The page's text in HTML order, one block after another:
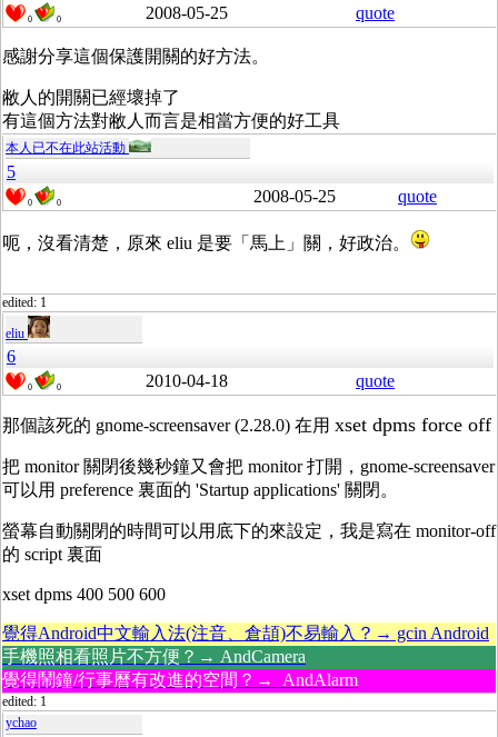
0 0 2008-05-25 quote
感謝分享這個保護開關的好方法。
敝人的開關已經壞掉了
有這個方法對敝人而言是相當方便的好工具
本人已不在此站活動
5
0 0 2008-05-25 quote
呃，沒看清楚，原來 eliu 是要「馬上」關，好政治。
edited: 1
eliu
6
0 0 2010-04-18 quote
那個該死的 gnome-screensaver (2.28.0) 在用 xset dpms force off
把 monitor 關閉後幾秒鐘又會把 monitor 打開，gnome-screensaver
可以用 preference 裏面的 'Startup applications' 關閉。
螢幕自動關閉的時間可以用底下的來設定，我是寫在 monitor-off
的 script 裏面
xset dpms 400 500 600
覺得Android中文輸入法(注音、倉頡)不易輸入？→ gcin Android
手機照相看照片不方便？→ AndCamera
覺得鬧鐘/行事曆有改進的空間？→ AndAlarm
edited: 1
ychao